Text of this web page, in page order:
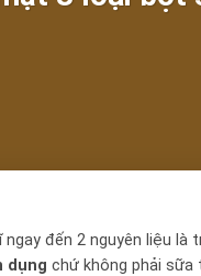
đến 2 nguyên liệu
dụng chứ không phải sữa